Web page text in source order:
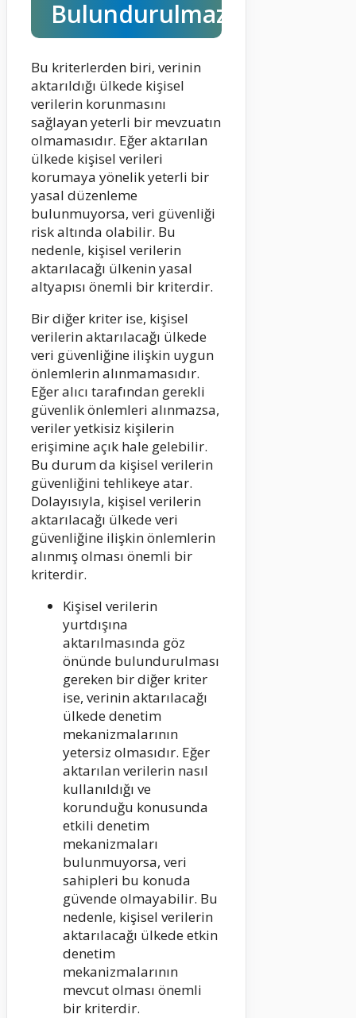
Bulundurulmaz?
Bu kriterlerden biri, verinin
aktarıldığı ülkede kişisel
verilerin korunmasını
sağlayan yeterli bir mevzuatın
olmamasıdır. Eğer aktarılan
ülkede kişisel verileri
korumaya yönelik yeterli bir
yasal düzenleme
bulunmuyorsa, veri güvenliği
risk altında olabilir. Bu
nedenle, kişisel verilerin
aktarılacağı ülkenin yasal
altyapısı önemli bir kriterdir.
Bir diğer kriter ise, kişisel
verilerin aktarılacağı ülkede
veri güvenliğine ilişkin uygun
önlemlerin alınmamasıdır.
Eğer alıcı tarafından gerekli
güvenlik önlemleri alınmazsa,
veriler yetkisiz kişilerin
erişimine açık hale gelebilir.
Bu durum da kişisel verilerin
güvenliğini tehlikeye atar.
Dolayısıyla, kişisel verilerin
aktarılacağı ülkede veri
güvenliğine ilişkin önlemlerin
alınmış olması önemli bir
kriterdir.
Kişisel verilerin
yurtdışına
aktarılmasında göz
önünde bulundurulması
gereken bir diğer kriter
ise, verinin aktarılacağı
ülkede denetim
mekanizmalarının
yetersiz olmasıdır. Eğer
aktarılan verilerin nasıl
kullanıldığı ve
korunduğu konusunda
etkili denetim
mekanizmaları
bulunmuyorsa, veri
sahipleri bu konuda
güvende olmayabilir. Bu
nedenle, kişisel verilerin
aktarılacağı ülkede etkin
denetim
mekanizmalarının
mevcut olması önemli
bir kriterdir.